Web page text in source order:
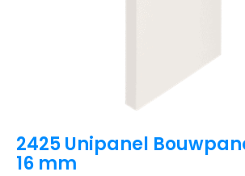
2425 Unipanel
16 mm